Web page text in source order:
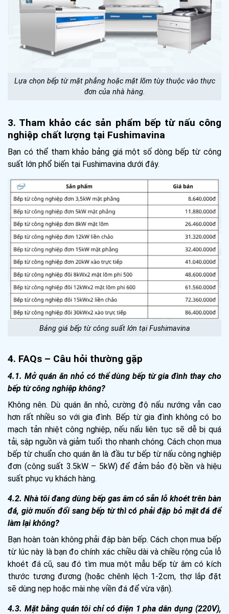
Lựa chọn bếp từ mặt phẳng hoặc mặt lõm tùy thuộc vào thực
đơn của nhà hàng.
3. Tham khảo các sản phẩm bếp từ nấu công
nghiệp chất lượng tại Fushimavina
Bạn có thể tham khảo bảng giá một số dòng bếp từ công
suất lớn phổ biến tại Fushimavina dưới đây.
Bảng giá bếp từ công suất lớn tại Fushimavina
4. FAQs – Câu hỏi thường gặp
4.1. Mở quán ăn nhỏ có thể dùng bếp từ gia đình thay cho
bếp từ công nghiệp không?
Không nên. Dù quán ăn nhỏ, cường độ nấu nướng vẫn cao
hơn rất nhiều so với gia đình. Bếp từ gia đình không có bo
mạch tản nhiệt công nghiệp, nếu nấu liên tục sẽ dễ bị quá
tải, sập nguồn và giảm tuổi thọ nhanh chóng. Cách chọn mua
bếp từ chuẩn cho quán ăn là đầu tư bếp từ nấu công nghiệp
đơn (công suất 3.5kW – 5kW) để đảm bảo độ bền và hiệu
suất phục vụ khách hàng.
4.2. Nhà tôi đang dùng bếp gas âm có sẵn lỗ khoét trên bàn
đá, giờ muốn đổi sang bếp từ thì có phải đập bỏ mặt đá để
làm lại không?
Bạn hoàn toàn không phải đập bàn bếp. Cách chọn mua bếp
từ lúc này là bạn đo chính xác chiều dài và chiều rộng của lỗ
khoét đá cũ, sau đó tìm mua một mẫu bếp từ âm có kích
thước tương đương (hoặc chênh lệch 1-2cm, thợ lắp đặt
sẽ dùng nẹp hoặc mài nhẹ viền đá để vừa vặn).
4.3. Mặt bằng quán tôi chỉ có điện 1 pha dân dụng (220V),